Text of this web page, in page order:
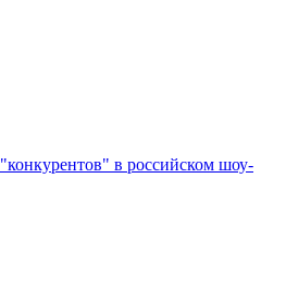
в российском шоу-